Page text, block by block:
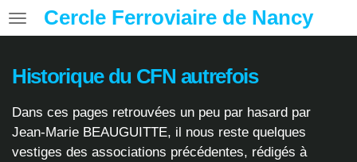
Passer
au
principal
Cercle Ferroviaire de Nancy
Historique du CFN autrefois
Dans ces pages retrouvées un peu par hasard par
Jean-Marie BEAUGUITTE, il nous reste quelques
vestiges des associations précédentes, rédigés à